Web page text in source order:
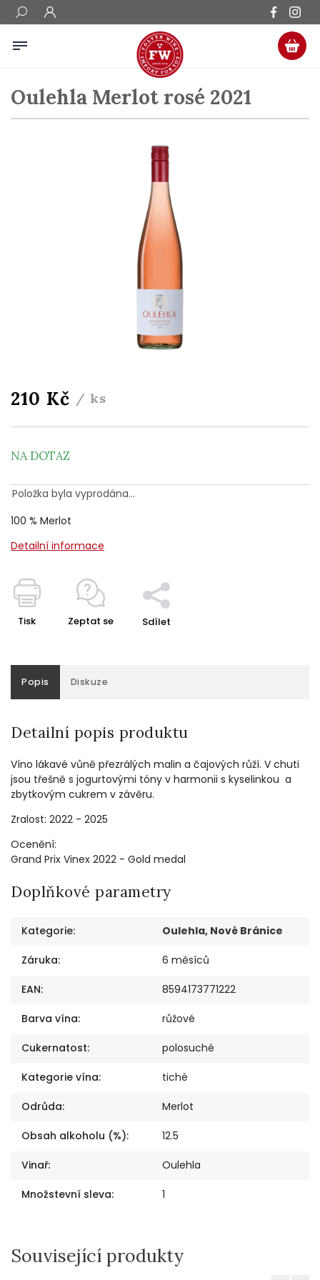
Oulehla Merlot rosé 2021
210 Kč / ks
NA DOTAZ
Položka byla vyprodána…
100 % Merlot
Detailní informace
Tisk Zeptat se Sdílet
Popis Diskuze
Detailní popis produktu
Víno lákavé vůně přezrálých malin a čajových růží. V chuti
jsou třešně s jogurtovými tóny v harmonii s kyselinkou a
zbytkovým cukrem v závěru.
Zralost: 2022 - 2025
Ocenění:
Grand Prix Vinex 2022 - Gold medal
Doplňkové parametry
Kategorie: Oulehla, Nové Bránice
Záruka: 6 měsíců
EAN: 8594173771222
Barva vína: růžové
Cukernatost: polosuché
Kategorie vína: tiché
Odrůda: Merlot
Obsah alkoholu (%): 12.5
Vinař: Oulehla
Množstevní sleva: 1
Související produkty